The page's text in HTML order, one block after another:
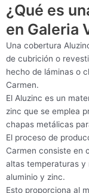
¿Qué es
en Galeria
Una cobertura
de cubrición o
hecho de láminas o
Carmen.
El Aluzinc es un
zinc que se emplea
chapas metálicas
El proceso de
Carmen consiste en
altas temperaturas y
aluminio y zinc.
Esto proporciona al